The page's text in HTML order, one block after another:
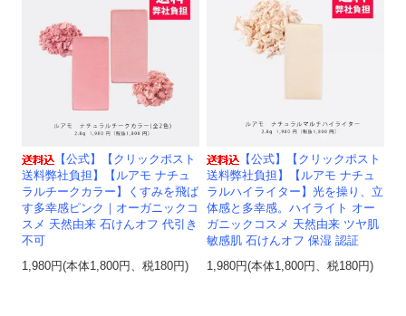
【公式】【クリックポスト
送料弊社負担】【ルアモ ナチュ
ラルチークカラー】くすみを飛ば
す多幸感ピンク｜オーガニックコ
スメ 天然由来 石けんオフ 代引き
不可
1,980円(本体1,800円、税180円)
【公式】【クリックポスト
送料弊社負担】【ルアモ ナチュ
ラルハイライター】光を操り、立
体感と多幸感。ハイライト オー
ガニックコスメ 天然由来 ツヤ肌
敏感肌 石けんオフ 保湿 認証
1,980円(本体1,800円、税180円)